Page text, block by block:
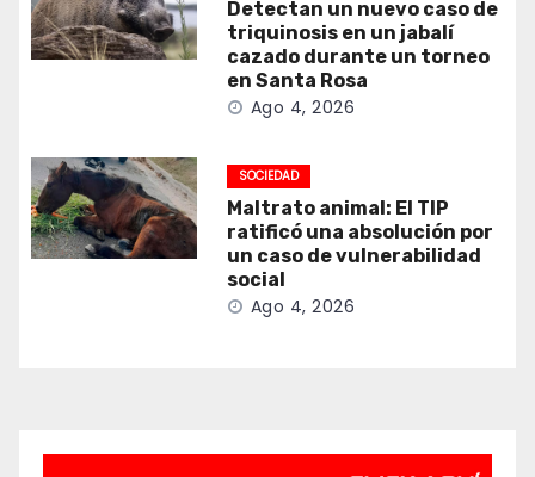
Detectan un nuevo caso de
triquinosis en un jabalí
cazado durante un torneo
en Santa Rosa
Ago 4, 2026
SOCIEDAD
Maltrato animal: El TIP
ratificó una absolución por
un caso de vulnerabilidad
social
Ago 4, 2026